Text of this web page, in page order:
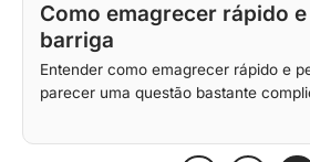
Como emagrecer rápido
barriga
Entender como emagrecer rápido e
parecer uma questão bastante